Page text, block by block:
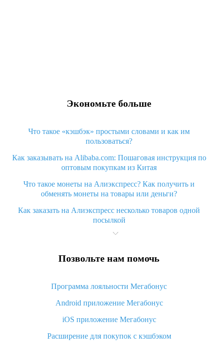
Экономьте больше
Что такое «кэшбэк» простыми словами и как им
пользоваться?
Как заказывать на Alibaba.com: Пошаговая инструкция по
оптовым покупкам из Китая
Что такое монеты на Алиэкспресс? Как получить и
обменять монеты на товары или деньги?
Как заказать на Алиэкспресс несколько товаров одной
посылкой
Что значит статус «Заказ закрыт» на Алиэкспресс и что
Что делать, если Алиэкспресс просит ввести паспортные
Как узнать, куда пришла посылка с Алиэкспресс
Вы отменили заказ на Алиэкспресс, когда вернут деньги?
Что такое баллы на Алиэкспресс, как их получить и
Позвольте нам помочь
Программа лояльности Мегабонус
Android приложение Мегабонус
iOS приложение Мегабонус
Расширение для покупок с кэшбэком